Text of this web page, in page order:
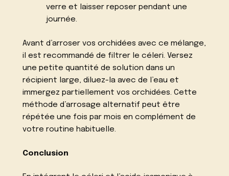
verre et laisser reposer pendant une
journée.
Avant d’arroser vos orchidées avec ce mélange,
il est recommandé de filtrer le céleri. Versez
une petite quantité de solution dans un
récipient large, diluez-la avec de l’eau et
immergez partiellement vos orchidées. Cette
méthode d’arrosage alternatif peut être
répétée une fois par mois en complément de
votre routine habituelle.
Conclusion